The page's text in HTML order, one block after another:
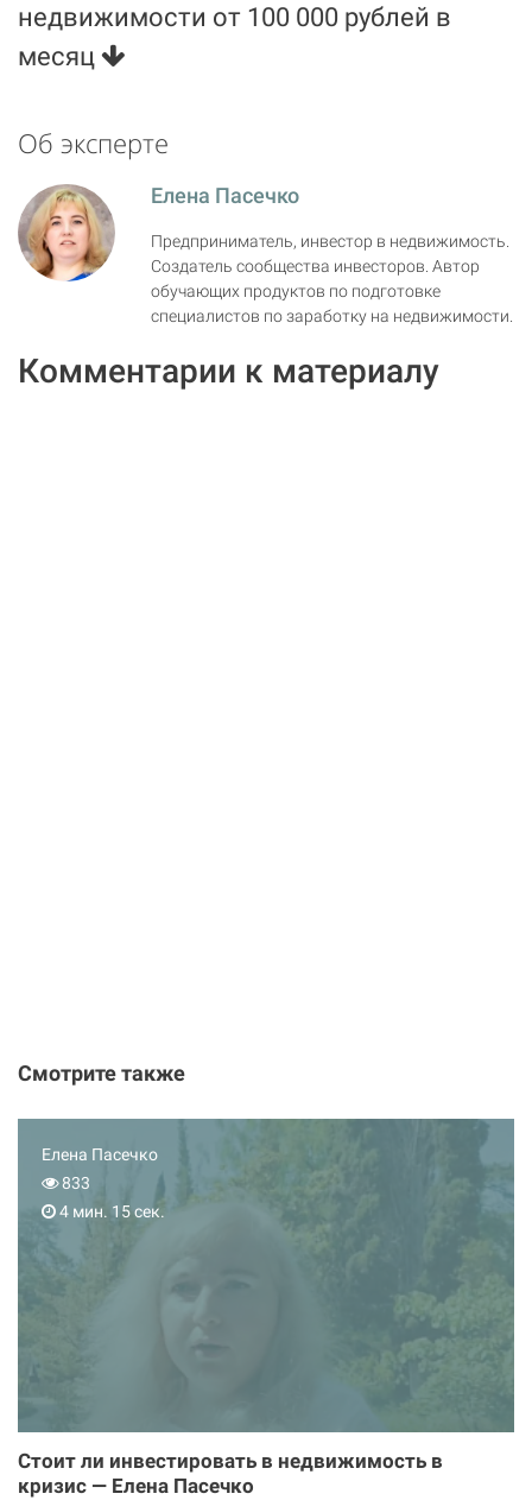
недвижимости от 100 000 рублей в
месяц
Об эксперте
Елена Пасечко
Предприниматель, инвестор в недвижимость.
Создатель сообщества инвесторов. Автор
обучающих продуктов по подготовке
специалистов по заработку на недвижимости.
Комментарии к материалу
Смотрите также
Елена Пасечко
833
4 мин. 15 сек.
Стоит ли инвестировать в недвижимость в
кризис — Елена Пасечко